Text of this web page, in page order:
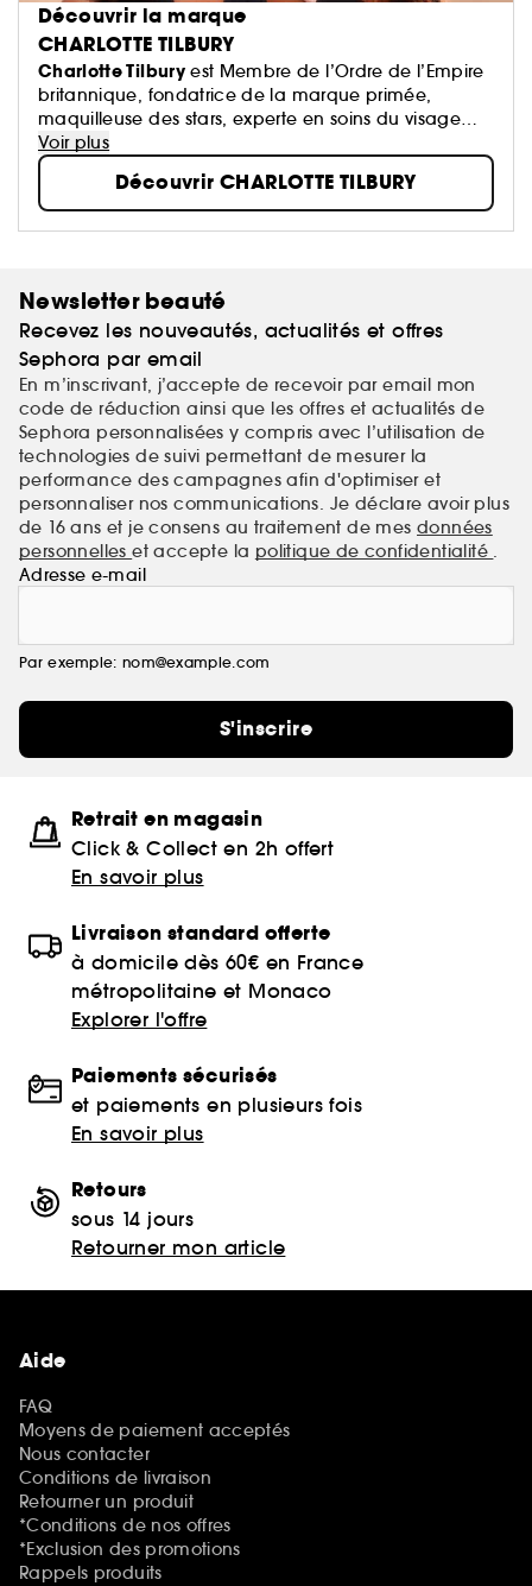
Découvrir la marque
CHARLOTTE TILBURY
Charlotte Tilburyest Membre de l’Ordre de l’Empire
britannique, fondatrice de la marque primée,
maquilleuse des stars, experte en soins du visage
performants + créatrice de parfums innovants !
Voir plus
Découvrir CHARLOTTE TILBURY
Newsletter beauté
Recevez les nouveautés, actualités et offres
Sephora par email
En m’inscrivant, j’accepte de recevoir par email mon
code de réduction ainsi que les offres et actualités de
Sephora personnalisées y compris avec l’utilisation de
technologies de suivi permettant de mesurer la
performance des campagnes afin d'optimiser et
personnaliser nos communications. Je déclare avoir plus
de 16 ans et je consens au traitement de mes données
personnelleset accepte la politique de confidentialité .
Adresse e-mail
Par exemple: nom@example.com
S'inscrire
Retrait en magasin
Click & Collect en 2h offert
En savoir plus
Livraison standard offerte
à domicile dès 60€ en France
métropolitaine et Monaco
Explorer l'offre
Paiements sécurisés
et paiements en plusieurs fois
En savoir plus
Retours
sous 14 jours
Retourner mon article
Aide
FAQ
Moyens de paiement acceptés
Nous contacter
Conditions de livraison
Retourner un produit
*Conditions de nos offres
*Exclusion des promotions
Rappels produits